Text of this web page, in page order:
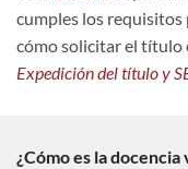
cumples los requisitos
cómo solicitar el título
Expedición del título y
¿Cómo es la